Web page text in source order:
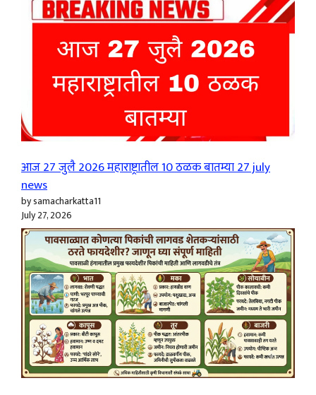
आज 27 जुलै 2026 महाराष्ट्रातील 10 ठळक बातम्या 27 july
news
by samacharkatta11
July 27, 2026